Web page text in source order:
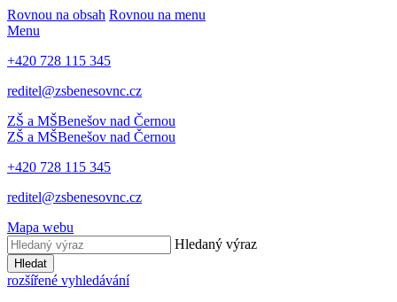
Rovnou na obsah Rovnou na menu
Menu
+420 728 115 345
reditel@zsbenesovnc.cz
ZŠ a MŠBenešov nad Černou
ZŠ a MŠBenešov nad Černou
+420 728 115 345
reditel@zsbenesovnc.cz
Mapa webu
Hledaný výraz
Hledat
rozšířené vyhledávání